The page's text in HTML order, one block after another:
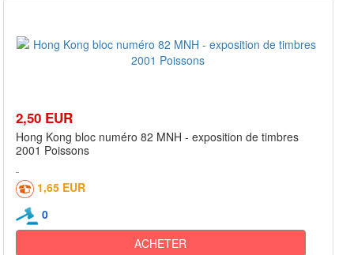
2,50 EUR
Hong Kong bloc numéro 82 MNH - exposition de timbres
2001 Poissons
1,65 EUR
0
ACHETER